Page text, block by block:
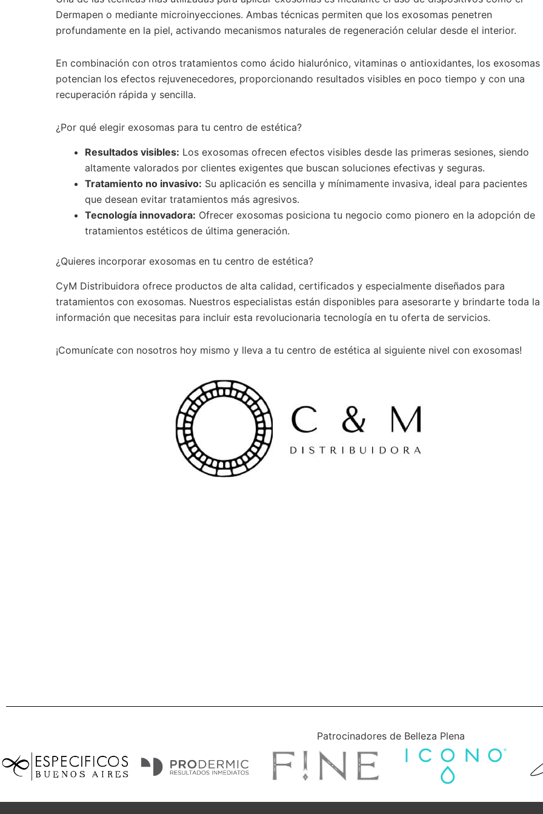
Dermapen o mediante microinyecciones. Ambas técnicas permiten que los exosomas penetren
profundamente en la piel, activando mecanismos naturales de regeneración celular desde el interior.
En combinación con otros tratamientos como ácido hialurónico, vitaminas o antioxidantes, los exosomas
potencian los efectos rejuvenecedores, proporcionando resultados visibles en poco tiempo y con una
recuperación rápida y sencilla.
¿Por qué elegir exosomas para tu centro de estética?
Resultados visibles: Los exosomas ofrecen efectos visibles desde las primeras sesiones, siendo
altamente valorados por clientes exigentes que buscan soluciones efectivas y seguras.
Tratamiento no invasivo: Su aplicación es sencilla y mínimamente invasiva, ideal para pacientes
que desean evitar tratamientos más agresivos.
Tecnología innovadora: Ofrecer exosomas posiciona tu negocio como pionero en la adopción de
tratamientos estéticos de última generación.
¿Quieres incorporar exosomas en tu centro de estética?
CyM Distribuidora ofrece productos de alta calidad, certificados y especialmente diseñados para
tratamientos con exosomas. Nuestros especialistas están disponibles para asesorarte y brindarte toda la
información que necesitas para incluir esta revolucionaria tecnología en tu oferta de servicios.
¡Comunícate con nosotros hoy mismo y lleva a tu centro de estética al siguiente nivel con exosomas!
Patrocinadores de Belleza Plena